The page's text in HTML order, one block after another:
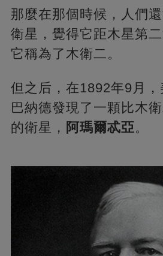
那麼在那個時候，人們
衛星，覺得它距木星第
它稱為了木衛二。
但之后，在1892年9月
巴納德發現了一顆比木
的衛星， 阿瑪爾忒亞。